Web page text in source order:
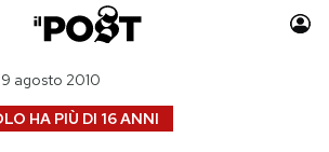
Auto
HA PIÙ DI 16 ANNI
agosto 2010